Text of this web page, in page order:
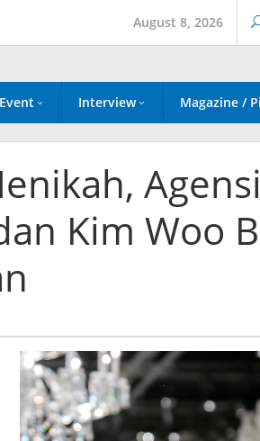
August 8, 2026
Event Interview Magazine /
Kim Woo